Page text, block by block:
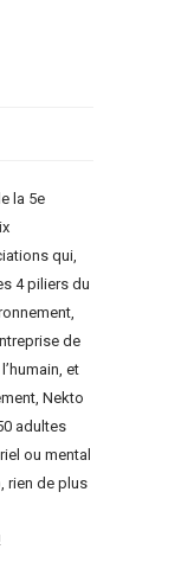
la 5e
qui,
4 piliers du
de
et
Nekto
adultes
ou mental
rien de plus